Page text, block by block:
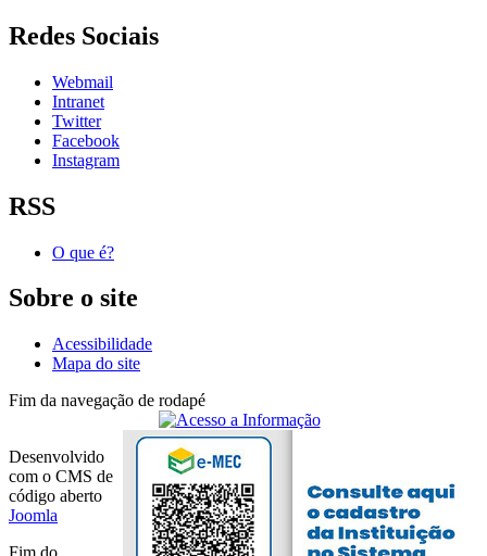
Redes Sociais
Webmail
Intranet
Twitter
Facebook
Instagram
RSS
O que é?
Sobre o site
Acessibilidade
Mapa do site
Fim da navegação de rodapé
Desenvolvido
com o CMS de
código aberto
Joomla